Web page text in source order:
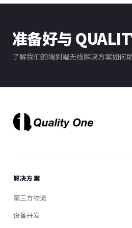
准备好与
了解我们的端到端无线解决方案如何
解决方案
第三方物流
设备开发